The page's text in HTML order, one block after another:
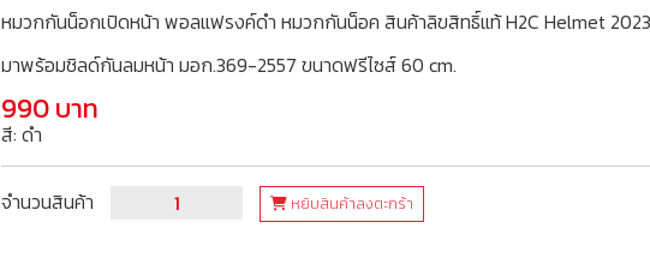
หมวกกันน็อกเปิดหน้า พอลแฟรงค์ดำ หมวกกันน็อค สินค้าลิขสิทธิ์แท้ H2C Helmet
มาพร้อมชิลด์กันลมหน้า มอก.369-2557 ขนาดฟรีไซส์ 60 cm.
990 บาท
สี: ดำ
จำนวนสินค้า หยิบสินค้าลงตะกร้า